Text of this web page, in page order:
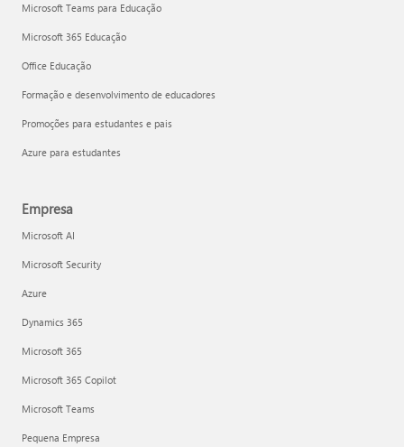
Microsoft Teams para Educação
Microsoft 365 Educação
Office Educação
Formação e desenvolvimento de educadores
Promoções para estudantes e pais
Azure para estudantes
Empresa
Microsoft AI
Microsoft Security
Azure
Dynamics 365
Microsoft 365
Microsoft 365 Copilot
Microsoft Teams
Pequena Empresa